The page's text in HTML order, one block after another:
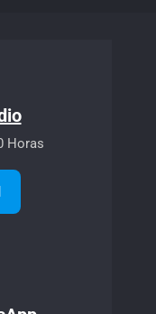
Horas